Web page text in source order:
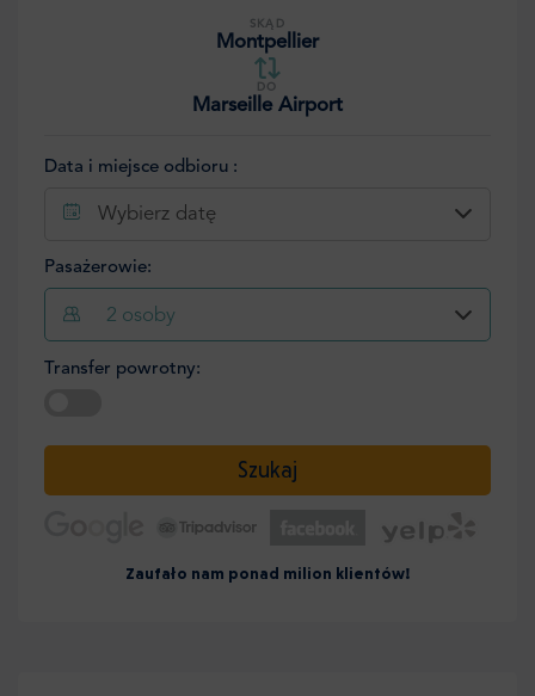
SKĄD
Montpellier
DO
Marseille Airport
Data i miejsce odbioru :
Wybierz datę
Pasażerowie:
2 osoby
Transfer powrotny:
Szukaj
Zaufało nam ponad milion klientów!